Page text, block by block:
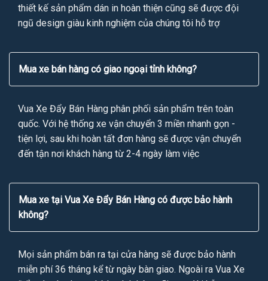
thiết kế sản phẩm dán in hoàn thiện cũng sẽ được đội
ngũ design giàu kinh nghiệm của chúng tôi hỗ trợ
Mua xe bán hàng có giao ngoại tỉnh không?
Vua Xe Đẩy Bán Hàng phân phối sản phẩm trên toàn
quốc. Với hệ thống xe vận chuyển 3 miền nhanh gọn -
tiện lợi, sau khi hoàn tất đơn hàng sẽ được vận chuyển
đến tận nơi khách hàng từ 2-4 ngày làm việc
Mua xe tại Vua Xe Đẩy Bán Hàng có được bảo hành
không?
Mọi sản phẩm bán ra tại cửa hàng sẽ được bảo hành
miễn phí 36 tháng kể từ ngày bàn giao. Ngoài ra Vua Xe